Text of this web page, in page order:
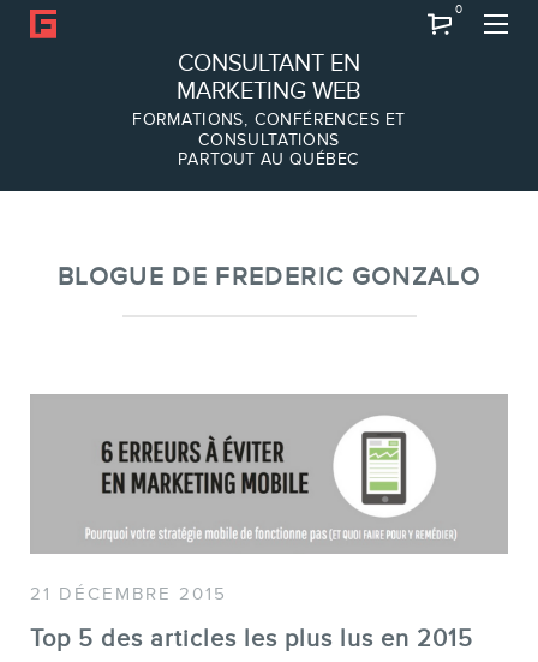
CONSULTANT EN
MARKETING WEB
FORMATIONS, CONFÉRENCES ET
CONSULTATIONS
PARTOUT AU QUÉBEC
0
À PROPOS
Équipe
SERVICES
Conférences
BLOGUE DE FREDERIC GONZALO
21 DÉCEMBRE 2015
Top 5 des articles les plus lus en 2015